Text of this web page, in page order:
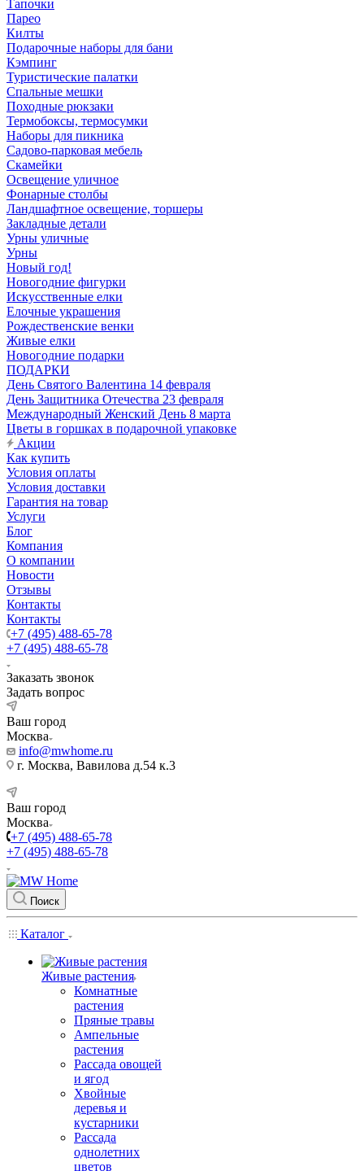
Тапочки
Парео
Килты
Подарочные наборы для бани
Кэмпинг
Туристические палатки
Спальные мешки
Походные рюкзаки
Термобоксы, термосумки
Наборы для пикника
Садово-парковая мебель
Скамейки
Освещение уличное
Фонарные столбы
Ландшафтное освещение, торшеры
Закладные детали
Урны уличные
Урны
Новый год!
Новогодние фигурки
Искусственные елки
Елочные украшения
Рождественские венки
Живые елки
Новогодние подарки
ПОДАРКИ
День Святого Валентина 14 февраля
День Защитника Отечества 23 февраля
Международный Женский День 8 марта
Цветы в горшках в подарочной упаковке
Акции
Как купить
Условия оплаты
Условия доставки
Гарантия на товар
Услуги
Блог
Компания
О компании
Новости
Отзывы
Контакты
Контакты
+7 (495) 488-65-78
+7 (495) 488-65-78
Заказать звонок
Задать вопрос
Ваш город
Москва
info@mwhome.ru
г. Москва, Вавилова д.54 к.3
Ваш город
Москва
+7 (495) 488-65-78
+7 (495) 488-65-78
Поиск
Каталог
Живые растения
Комнатные
растения
Пряные травы
Ампельные
растения
Рассада овощей
и ягод
Хвойные
деревья и
кустарники
Рассада
однолетних
цветов